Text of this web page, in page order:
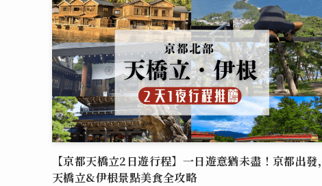
【京都天橋立2日遊行程】一日遊意猶未盡！京都出發，
天橋立&伊根景點美食全攻略